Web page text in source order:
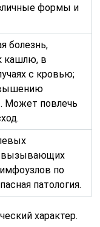
формы и
болезнь,
кашлю, в
с кровью;
Может повлечь
вызывающих
по
патология.
характер.